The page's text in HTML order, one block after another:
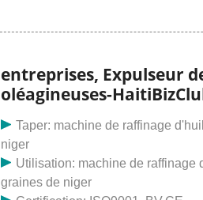
et produite par Henan Doing
fabricant et constructeur.
pour moulins à huile et plusieurs
échelle visant à générer des revenus
technologie humaine. Machines de
usine produit de l'huile de cuisson
différentes. Machines et amp;
installer une usine de moulin à huile
entreprises, Expulseur
oléagineuses-
Taper: machine de raffinage
niger
Utilisation: machine de raffinage
graines de niger